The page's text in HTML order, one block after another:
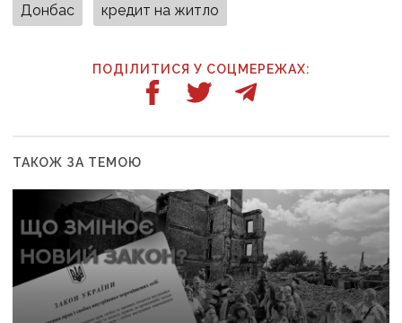
Донбас кредит на житло
ПОДІЛИТИСЯ У СОЦМЕРЕЖАХ:
ТАКОЖ ЗА ТЕМОЮ